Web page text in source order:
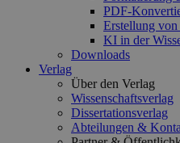
PDF-
Erstellung
KI in der
Downloads
Verlag
Über den Verlag
Wissenschaftsverlag
Dissertationsverlag
Abteilungen &